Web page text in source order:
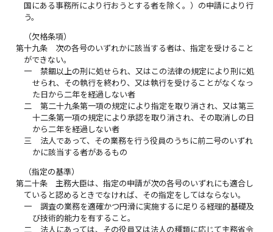
国にある事務所により行おうとする者を除く。）の申請により行
う。
（欠格条項）
第十九条
次の各号のいずれかに該当する者は、指定を受けること
ができない。
一
禁錮以上の刑に処せられ、又はこの法律の規定により刑に処
せられ、その執行を終わり、又は執行を受けることがなくなっ
た日から二年を経過しない者
二
第二十九条第一項の規定により指定を取り消され、又は第三
十二条第一項の規定により承認を取り消され、その取消しの日
から二年を経過しない者
三
法人であって、その業務を行う役員のうちに前二号のいずれ
かに該当する者があるもの
（指定の基準）
第二十条
主務大臣は、指定の申請が次の各号のいずれにも適合し
ていると認めるときでなければ、その指定をしてはならない。
一
調査の業務を適確かつ円滑に実施するに足りる経理的基礎及
び技術的能力を有すること。
二
法人にあっては、その役員又は法人の種類に応じて主務省令